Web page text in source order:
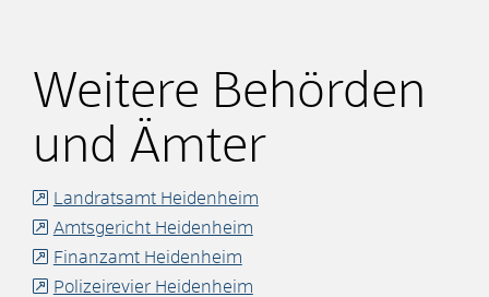
Weitere Behörden
und Ämter
Landratsamt Heidenheim
Amtsgericht Heidenheim
Finanzamt Heidenheim
Polizeirevier Heidenheim